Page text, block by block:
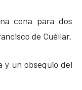
cena para dos
de Cuéllar.
y un obsequio del